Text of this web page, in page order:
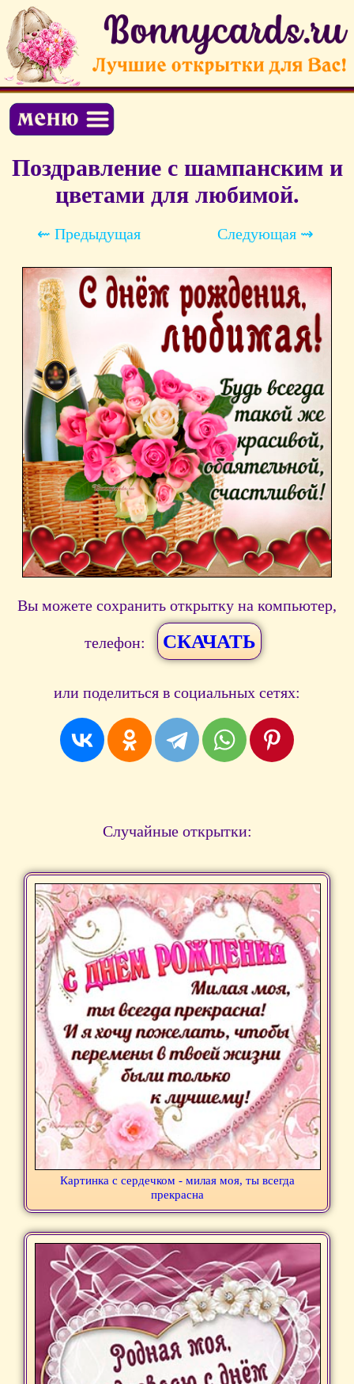
Поздравление с шампанским и
цветами для любимой.
⇜ Предыдущая Следующая ⇝
Вы можете сохранить открытку на компьютер,
телефон: СКАЧАТЬ
или поделиться в социальных сетях:
Случайные открытки:
Картинка с сердечком - милая моя, ты всегда
прекрасна